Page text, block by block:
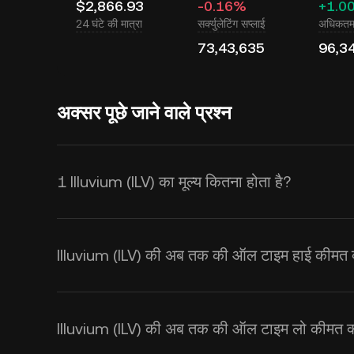
$2,866.93 -0.16%
24 घंटे की मात्रा सर्क्युलेटिंग सप्लाई
73,43,635
अक्सर पूछे जाने वाले प्रश्न
1 Illuvium (ILV) का मूल्य कितना होता है?
KuCoin Illuvium (ILV) के लिए रीयल-
कीमत सप्लाई और डिमांड के साथ-साथ मार्केट
Illuvium (ILV) की अब तक की ऑल टाइम हाई कीमत
Illuvium (ILV) की अब तक की ऑल टाइम लो कीमत